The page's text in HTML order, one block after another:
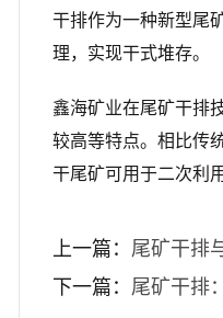
干排作为一种新型尾
理，实现干式堆存。
鑫海矿业在尾矿干排
较高等特点。相比传
干尾矿可用于二次利
上一篇： 尾矿干排
下一篇： 尾矿干排